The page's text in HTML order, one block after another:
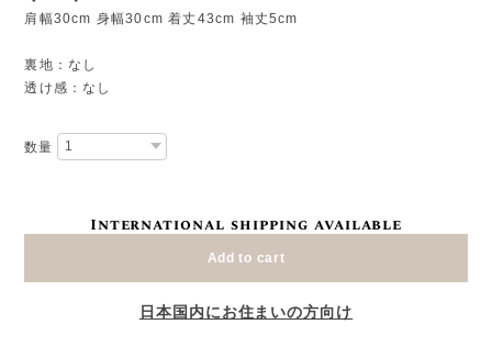
肩幅30cm 身幅30cm 着丈43cm 袖丈5cm
裏地：なし
透け感：なし
数量
International shipping available
Add to cart
日本国内にお住まいの方向け